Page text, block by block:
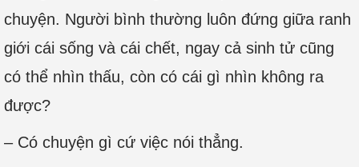
chuyện. Người bình thường luôn đứng giữa ranh
giới cái sống và cái chết, ngay cả sinh tử cũng
có thể nhìn thấu, còn có cái gì nhìn không ra
được?
– Có chuyện gì cứ việc nói thẳng.